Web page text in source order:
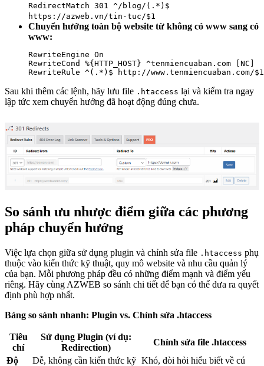
RedirectMatch 301 ^/blog/(.*)$
https://azweb.vn/tin-tuc/$1
Chuyển hướng toàn bộ website từ không có www sang có
www:
RewriteEngine On
RewriteCond %{HTTP_HOST} ^tenmiencuaban.com [NC]
RewriteRule ^(.*)$ http://www.tenmiencuaban.com/
Sau khi thêm các lệnh, hãy lưu file .htaccess lại và kiểm tra ngay
lập tức xem chuyển hướng đã hoạt động đúng chưa.
So sánh ưu nhược điểm giữa các phương
pháp chuyển hướng
Việc lựa chọn giữa sử dụng plugin và chỉnh sửa file .htaccess phụ
thuộc vào kiến thức kỹ thuật, quy mô website và nhu cầu quản lý
của bạn. Mỗi phương pháp đều có những điểm mạnh và điểm yếu
riêng. Hãy cùng AZWEB so sánh chi tiết để bạn có thể đưa ra quyết
định phù hợp nhất.
Bảng so sánh nhanh: Plugin vs. Chỉnh sửa .htaccess
Tiêu
chí
Sử dụng Plugin (ví dụ:
Redirection)
Chỉnh sửa file .htaccess
Độ
Dễ, không cần kiến thức kỹ Khó, đòi hỏi hiểu biết về cú